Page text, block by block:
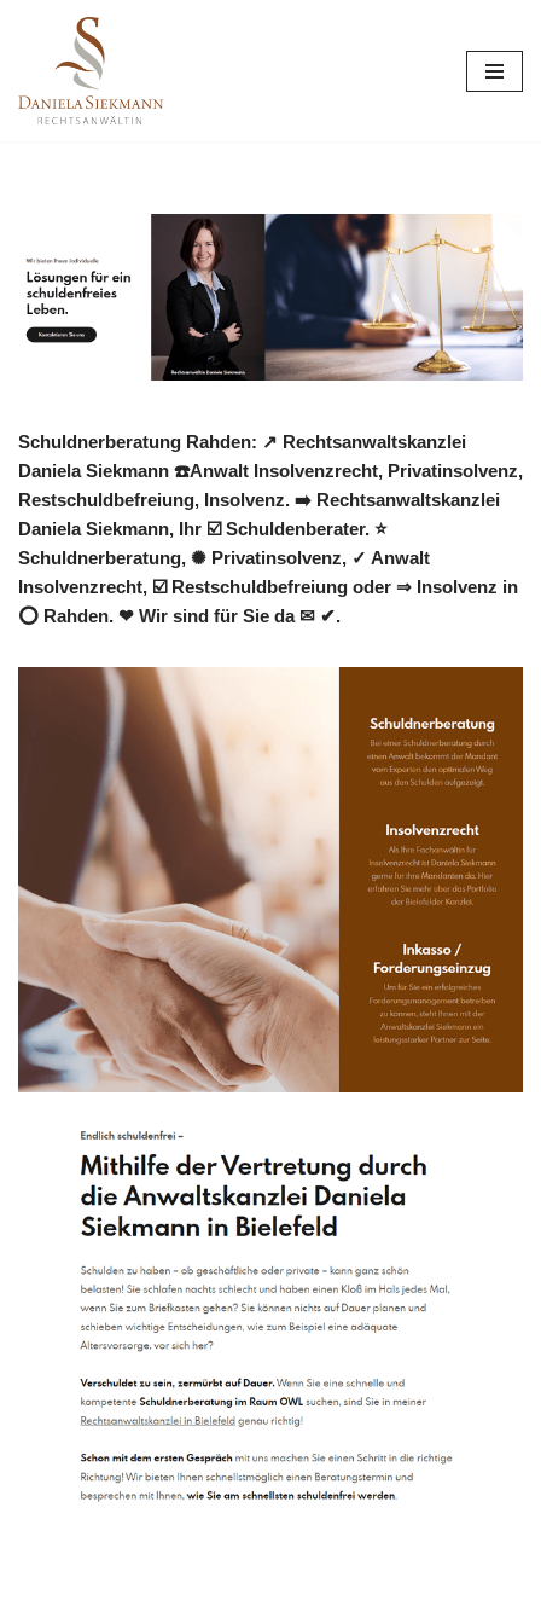
Inhalt
springen
Schuldnerberatung Rahden: ↗️ Rechtsanwaltskanzlei
Daniela Siekmann ☎️Anwalt Insolvenzrecht, Privatinsolvenz,
Restschuldbefreiung, Insolvenz. ➡️ Rechtsanwaltskanzlei
Daniela Siekmann, Ihr ☑️ Schuldenberater. ⭐
Schuldnerberatung, ✺ Privatinsolvenz, ✓ Anwalt
Insolvenzrecht, ☑️ Restschuldbefreiung oder ⇒ Insolvenz in
⭕ Rahden. ❤ Wir sind für Sie da ✉ ✔.